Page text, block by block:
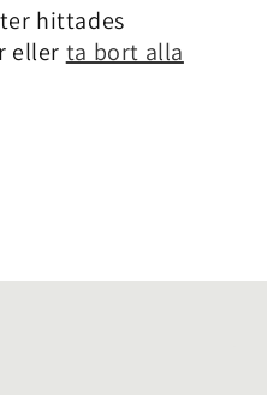
hittades
eller ta bort alla